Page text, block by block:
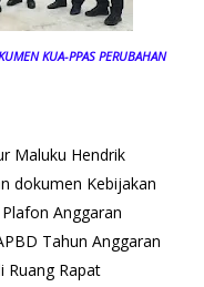
KUA-PPAS PERUBAHAN
Maluku Hendrik
dokumen Kebijakan
Anggaran
Tahun Anggaran
Ruang Rapat